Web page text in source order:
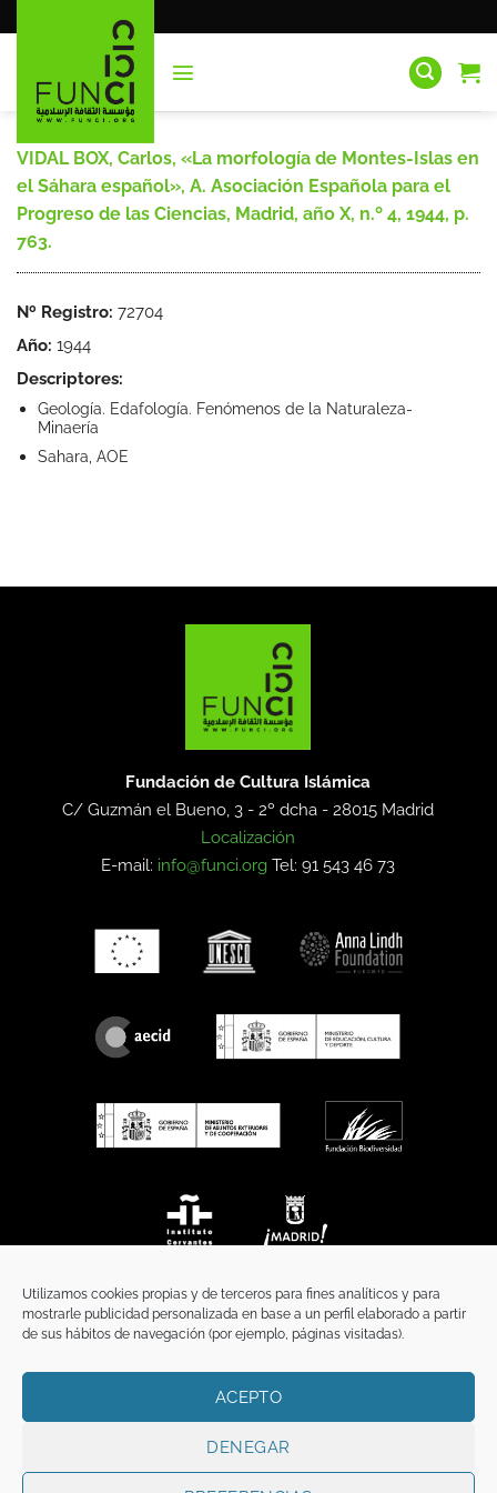
Utilizamos cookies propias y de terceros para fines analíticos y para
mostrarle publicidad personalizada en base a un perfil elaborado a partir
de sus hábitos de navegación (por ejemplo, páginas visitadas).
ACEPTO
DENEGAR
al
VIDAL BOX, Carlos, «La morfología de Montes-Islas en
el Sáhara español», A. Asociación Española para el
Progreso de las Ciencias, Madrid, año X, n.º 4, 1944, p.
763.
Nº Registro: 72704
Año: 1944
Descriptores:
Geología. Edafología. Fenómenos de la Naturaleza-
Minaería
Sahara, AOE
Fundación de Cultura Islámica
C/ Guzmán el Bueno, 3 - 2º dcha -28015 Madrid
Localización
E-mail: info@funci.org Tel: 91 543 46 73
TÉRMINOS Y CONDICIONES
Copyright 2026 ©FunciFUNCI es titular de los derechos de propiedad